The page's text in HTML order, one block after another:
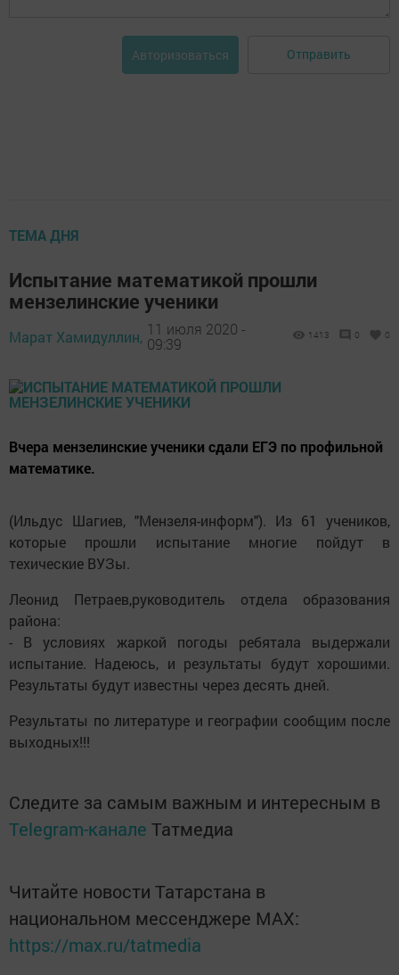
Авторизоваться Отправить
ТЕМА ДНЯ
Испытание математикой прошли
мензелинские ученики
Марат Хамидуллин, 11 июля 2020 -
09:39
1413 0 0
Вчера мензелинские ученики сдали ЕГЭ по профильной
математике.
(Ильдус Шагиев, "Мензеля-информ"). Из 61 учеников,
которые прошли испытание многие пойдут в
техические ВУЗы.
Леонид Петраев,руководитель отдела образования
района:
- В условиях жаркой погоды ребятала выдержали
испытание. Надеюсь, и результаты будут хорошими.
Результаты будут известны через десять дней.
Результаты по литературе и географии сообщим после
выходных!!!
Следите за самым важным и интересным в
Telegram-канале Татмедиа
Читайте новости Татарстана в
национальном мессенджере MАХ:
https://max.ru/tatmedia